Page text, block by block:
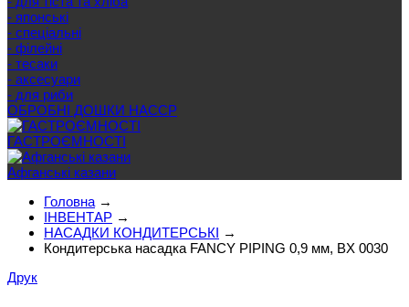
- японські
- спеціальні
- філейні
- тесаки
- аксесуари
- для риби
ОБРОБНІ ДОШКИ HACCP
ГАСТРОЄМНОСТІ
Афганські казани
Головна →
ІНВЕНТАР →
НАСАДКИ КОНДИТЕРСЬКІ →
Кондитерська насадка FANCY PIPING 0,9 мм, BX 0030
Друк